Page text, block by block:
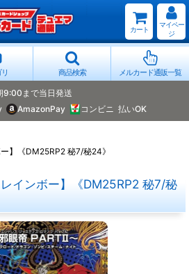
カート
マイペー
ジ
商品検索 メルカード通販一覧
9:00まで当日発送
AmazonPay コンビニ 払いOK
】《DM25RP2 秘7/秘24》
インボー】《DM25RP2 秘7/秘